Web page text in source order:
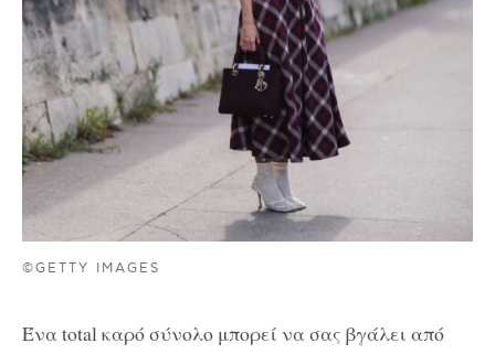
©GETTY IMAGES
Ένα total καρό σύνολο μπορεί να σας βγάλει από